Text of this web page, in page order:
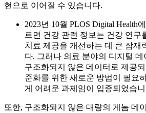
현으로 이어질 수 있습니다.
2023년 10월 PLOS Digital Health
르면 건강 관련 정보는 건강 연구
치료 제공을 개선하는 데 큰 잠재
다. 그러나 의료 분야의 디지털 데
구조화되지 않은 데이터로 제공
준화를 위한 새로운 방법이 필요
게 어려운 과제임이 입증되었습
또한, 구조화되지 않은 대량의 게놈 데